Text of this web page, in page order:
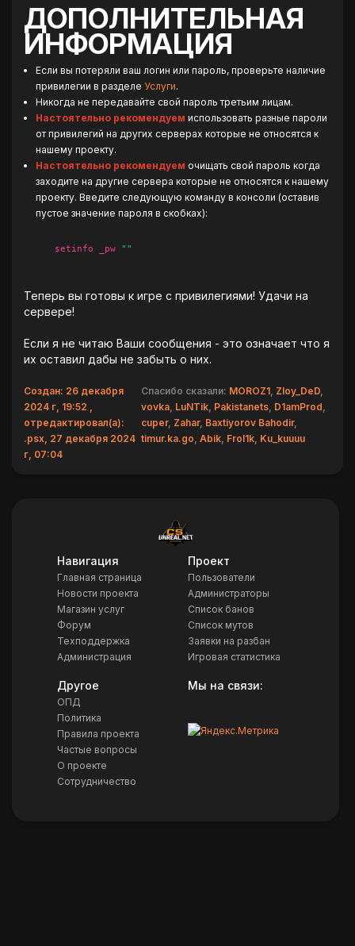
ДОПОЛНИТЕЛЬНАЯ
ИНФОРМАЦИЯ
Если вы потеряли ваш логин или пароль, проверьте наличие
привилегии в разделе Услуги.
Никогда не передавайте свой пароль третьим лицам.
Настоятельно рекомендуем использовать разные пароли
от привилегий на других серверах которые не относятся к
нашему проекту.
Настоятельно рекомендуем очищать свой пароль когда
заходите на другие сервера которые не относятся к нашему
проекту. Введите следующую команду в консоли (оставив
пустое значение пароля в скобках):
setinfo _pw ""
Теперь вы готовы к игре с привилегиями! Удачи на
сервере!
Если я не читаю Ваши сообщения - это означает что я
их оставил дабы не забыть о них.
Создан: 26 декабря
2024 г, 19:52 ,
отредактировал(а):
.psx, 27 декабря 2024
г, 07:04
Спасибо сказали: MOROZ1, Zloy_DeD,
vovka, LuNTik, Pakistanets, D1amProd,
cuper, Zahar, Baxtiyorov Bahodir,
timur.ka.go,Abik, Frol1k, Ku_kuuuu
Навигация
Главная страница
Новости проекта
Магазин услуг
Форум
Техподдержка
Администрация
Проект
Пользователи
Администраторы
Список банов
Список мутов
Заявки на разбан
Игровая статистика
Другое
ОПД
Политика
Правила проекта
Частые вопросы
О проекте
Сотрудничество
Мы на связи: